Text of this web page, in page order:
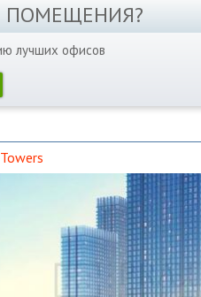
ПОМЕЩЕНИЯ?
лучших офисов